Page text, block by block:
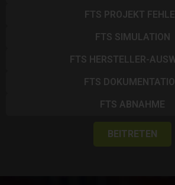
FTS PROJEKT
FTS SIMULATION
FTS HERSTELLER-
FTS
FTS ABNAHME
BEITRETEN